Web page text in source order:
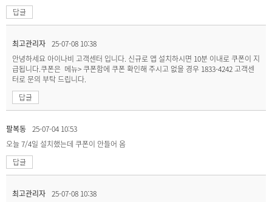
답글
최고관리자 25-07-08 10:38
안녕하세요 아이나비 고객센터 입니다. 신규로 앱 설치하시면 10분 이내로 쿠폰이 지
급됩니다.쿠폰은 메뉴> 쿠폰함에 쿠폰 확인해 주시고 없을 경우 1833-4242 고객센
터로 문의 부탁 드립니다.
답글
팔복동 25-07-04 10:53
오늘 7/4일 설치했는데 쿠폰이 안들어 옴
답글
최고관리자 25-07-08 10:38